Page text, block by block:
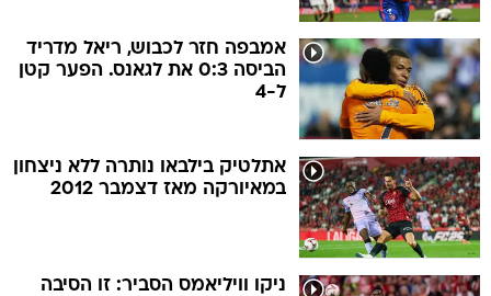
אמבפה חזר לכבוש, ריאל מדריד
הביסה 0:3 את לגאנס. הפער קטן
ל-4
אתלטיק בילבאו נותרה ללא ניצחון
במאיורקה מאז דצמבר 2012
ניקו וויליאמס הסביר: זו הסיבה